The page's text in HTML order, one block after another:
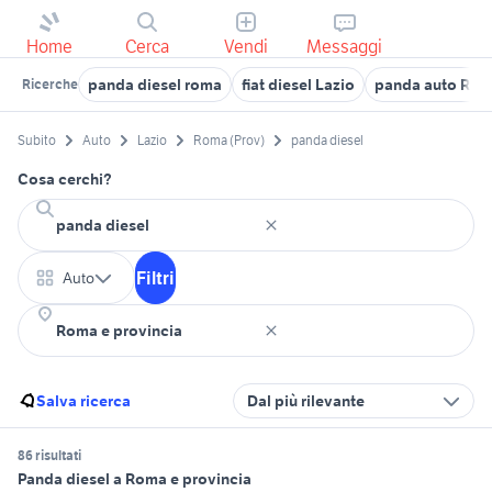
Home Cerca Vendi Messaggi
Ricerche panda diesel roma fiat diesel Lazio panda auto
Subito Auto Lazio Roma (Prov) panda diesel
Cosa cerchi?
Auto Filtri
Salva ricerca Dal più rilevante
86 risultati
Panda diesel a Roma e provincia